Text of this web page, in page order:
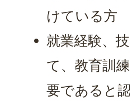
けている方
就業経験、
て、教育訓
要であると